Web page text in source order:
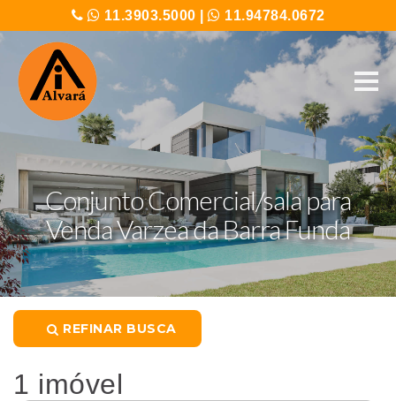
11.3903.5000 11.94784.0672
Conjunto Comercial/sala para
Venda Varzea da Barra Funda
REFINAR BUSCA
1 imóvel